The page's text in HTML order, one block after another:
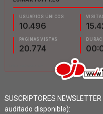
SUSCRIPTORES
auditado disponible):